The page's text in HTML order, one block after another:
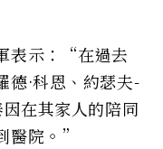
表示：“在過去
德·科恩、約瑟夫-
在其家人的陪同
醫院。”